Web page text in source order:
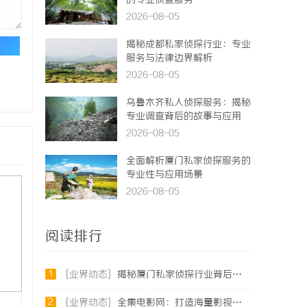
2026-08-05
揭秘成都私家侦探行业：专业
服务与法律边界解析
2026-08-05
乌鲁木齐私人侦探服务：揭秘
专业调查背后的故事与应用
2026-08-05
全面解析厦门私家侦探服务的
专业性与应用场景
2026-08-05
阅读排行
1 [业界动态] 揭秘厦门私家侦探行业背后的故事与服务价值
2 [业界动态] 全集电影网：打造海量影视资源的优质观影平台